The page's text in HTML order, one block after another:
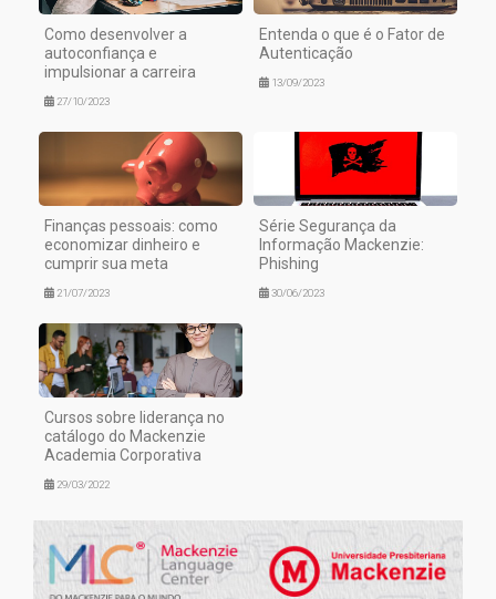
Como desenvolver a
autoconfiança e
impulsionar a carreira
27/10/2023
Entenda o que é o Fator de
Autenticação
13/09/2023
Finanças pessoais: como
economizar dinheiro e
cumprir sua meta
21/07/2023
Série Segurança da
Informação Mackenzie:
Phishing
30/06/2023
Cursos sobre liderança no
catálogo do Mackenzie
Academia Corporativa
29/03/2022